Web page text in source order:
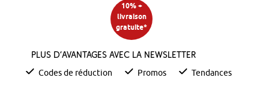
10% +
livraison
gratuite*
Plus d’avantages avec la newsletter
Codes de réduction Promos Tendances